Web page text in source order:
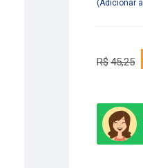
Adicionar
R$45,25